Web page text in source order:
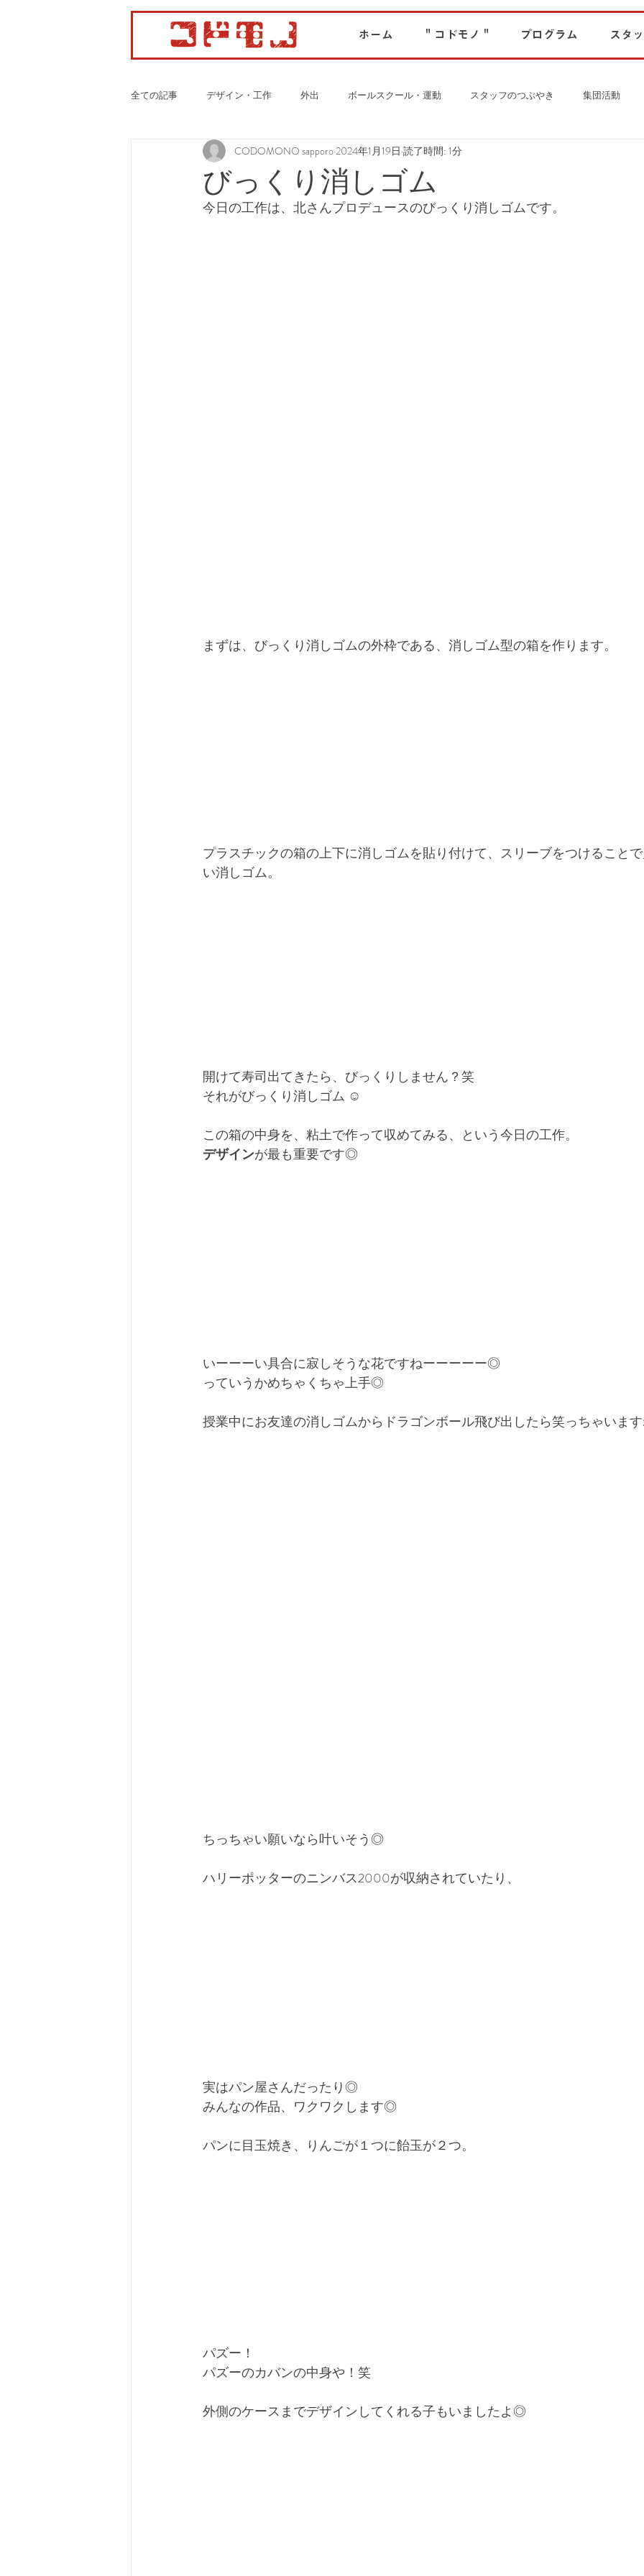
ホーム " コドモノ " プログラム スタ
全ての記事 デザイン・工作 外出 ボールスクール・運動 スタッフのつぶやき 集団活動
カーディオ・ボクササイズ
びっくり消しゴム
CODOMONO sapporo 2024年1月19日 読了時間: 1分
今日の工作は、北さんプロデュースのびっくり消しゴムです。
まずは、びっくり消しゴムの外枠である、消しゴム型の箱を作ります。
プラスチックの箱の上下に消しゴムを貼り付けて、スリーブをつけること
い消しゴム。
開けて寿司出てきたら、びっくりしません？笑
それがびっくり消しゴム ☺︎
この箱の中身を、粘土で作って収めてみる、という今日の工作。
デザインが最も重要です◎
いーーーい具合に寂しそうな花ですねーーーーー◎
っていうかめちゃくちゃ上手◎
授業中にお友達の消しゴムからドラゴンボール飛び出したら笑っちゃいま
ちっちゃい願いなら叶いそう◎
ハリーポッターのニンバス2000が収納されていたり、
実はパン屋さんだったり◎
みんなの作品、ワクワクします◎
パンに目玉焼き、りんごが１つに飴玉が２つ。
パズー！
パズーのカバンの中身や！笑
外側のケースまでデザインしてくれる子もいましたよ◎